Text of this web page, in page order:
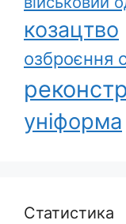
козацтво
озброєння
уніформа
Статистика